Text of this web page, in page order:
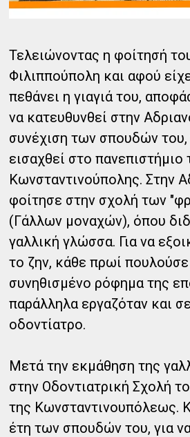
Τελειώνοντας η φοίτησή
Φιλιππούπολη και αφού
πεθάνει η γιαγιά του,
να κατευθυνθεί στην
συνέχιση των σπουδών
εισαχθεί στο πανεπιστήμιο
Κωνσταντινούπολης. Στην
φοίτησε στην σχολή των
(Γάλλων μοναχών), όπου
γαλλική γλώσσα. Για να
το ζην, κάθε πρωί
συνηθισμένο ρόφημα της
παράλληλα εργαζόταν και
οδοντίατρο.
Μετά την εκμάθηση της
στην Οδοντιατρική Σχολή
της Κωνσταντινουπόλεως.
έτη των σπουδών του, για